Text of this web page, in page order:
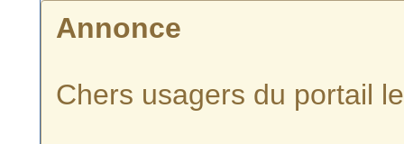
Annonce
Chers usagers du portail